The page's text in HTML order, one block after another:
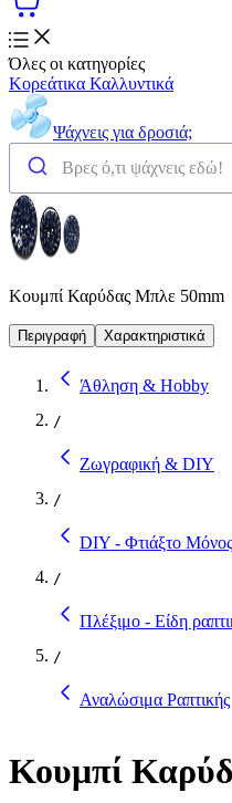
Όλες οι κατηγορίες
Κορεάτικα Καλλυντικά
Ψάχνεις για δροσιά;
Κουμπί Καρύδας Μπλε 50mm
Περιγραφή Χαρακτηριστικά
Άθληση & Hobby
/
Ζωγραφική & DIY
/
DIY - Φτιάξτο
/
Πλέξιμο - Είδη
/
Αναλώσιμα Ραπτικής
Κουμπί